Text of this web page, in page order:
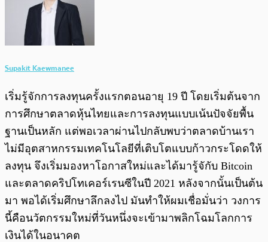
Supakit Kaewmanee
เริ่มรู้จักการลงทุนครั้งแรกตอนอายุ 19 ปี โดยเริ่มต้นจาก
การศึกษาตลาดหุ้นไทยและการลงทุนแบบเน้นปัจจัยพื้น
ฐานเป็นหลัก แต่พอเวลาผ่านไปกลับพบว่าตลาดบ้านเรา
ไม่มีอุตสาหกรรมเทคโนโลยีที่เติบโตแบบก้าวกระโดดให้
ลงทุน จึงเริ่มมองหาโอกาสใหม่และได้มารู้จักับ Bitcoin
และตลาดคริปโทเคอร์เรนซีในปี 2021 หลังจากนั้นเป็นต้น
มา พอได้เริ่มศึกษาลึกลงไป มันทำให้ผมเชื่อมั่นว่า วงการ
นี้คือนวัตกรรมใหม่ที่วันหนึ่งจะเข้ามาพลิกโฉมโลกการ
เงินได้ในอนาคต